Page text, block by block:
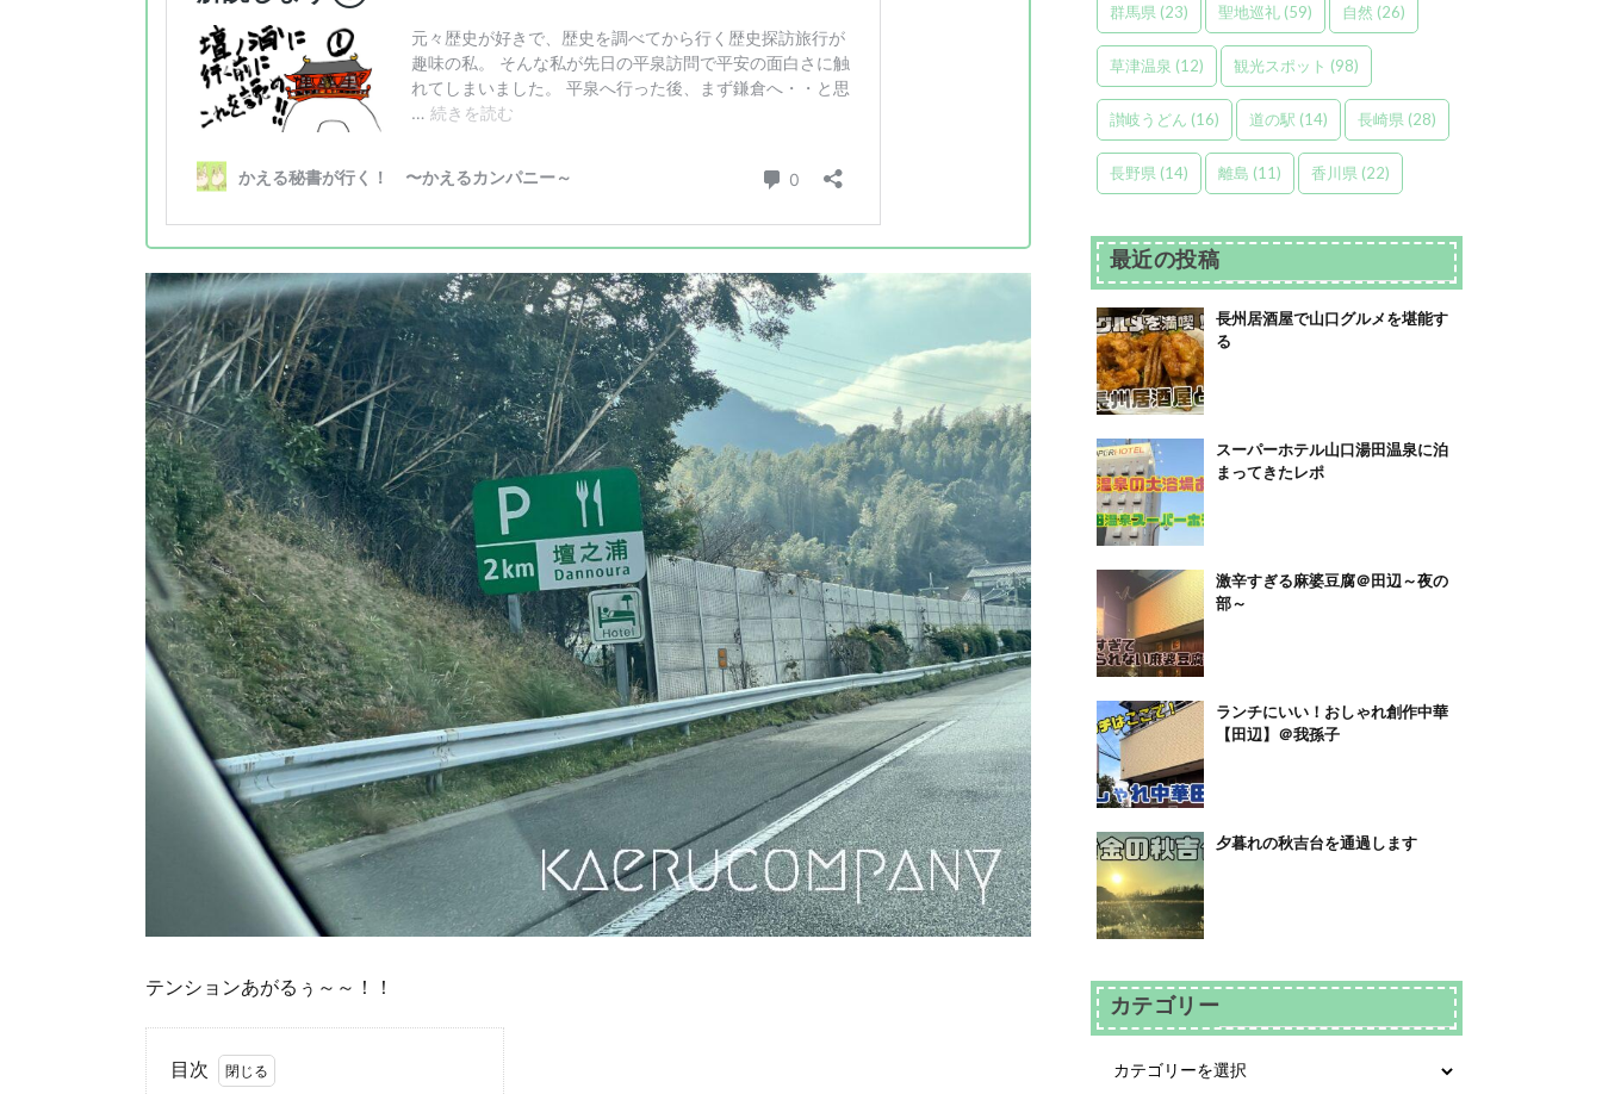
テンションあがるぅ～～！！
目次
群馬県 (23) 聖地巡礼(59) 自然 (26)
草津温泉 (12) 観光スポット (98)
讃岐うどん (16) 道の駅 (14) 長崎県 (28)
長野県 (14) 離島 (11) 香川県 (22)
最近の投稿
長州居酒屋で山口グルメを堪能す
る
スーパーホテル山口湯田温泉に泊
まってきたレポ
激辛すぎる麻婆豆腐＠田辺～夜の
部～
ランチにいい！おしゃれ創作中華
【田辺】＠我孫子
夕暮れの秋吉台を通過します
カテゴリー